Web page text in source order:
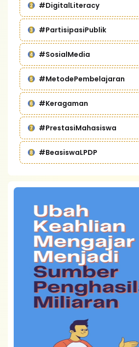
#DigitalLiteracy
#PartisipasiPublik
#SosialMedia
#MetodePembelajaran
#Keragaman
#PrestasiMahasiswa
#BeasiswaLPDP